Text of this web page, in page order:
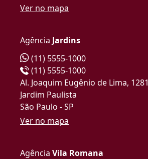
Ver no mapa
Agência Jardins
(11) 5555-1000
(11) 5555-1000
Al. Joaquim Eugênio de Lima, 1281
Jardim Paulista
São Paulo - SP
Ver no mapa
Agência Vila Romana